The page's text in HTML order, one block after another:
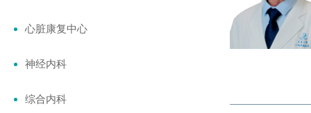
心脏康复中心
神经内科
综合内科